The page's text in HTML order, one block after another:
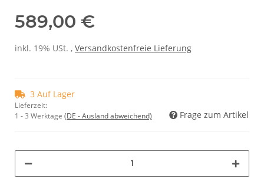
589,00 €
inkl. 19% USt. , Versandkostenfreie Lieferung
3 Auf Lager
Lieferzeit:
1 - 3 Werktage (DE - Ausland abweichend) Frage zum Artikel